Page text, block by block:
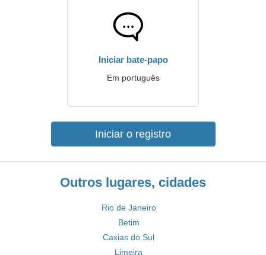
Iniciar bate-papo
Em português
Iniciar o registro
Outros lugares, cidades
Rio de Janeiro
Betim
Caxias do Sul
Limeira